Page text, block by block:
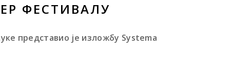
ФЕСТИВАЛУ
представио је изложбу Systema